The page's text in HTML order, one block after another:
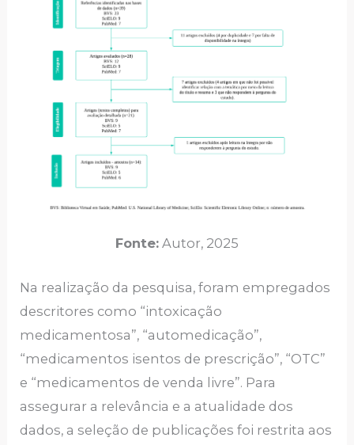
Fonte: Autor, 2025
Na realização da pesquisa, foram empregados
descritores como “intoxicação
medicamentosa”, “automedicação”,
“medicamentos isentos de prescrição”, “OTC”
e “medicamentos de venda livre”. Para
assegurar a relevância e a atualidade dos
dados, a seleção de publicações foi restrita aos